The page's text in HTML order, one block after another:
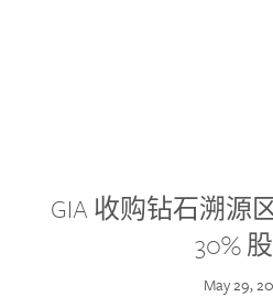
GIA 收购钻石溯源
30%
May 29,